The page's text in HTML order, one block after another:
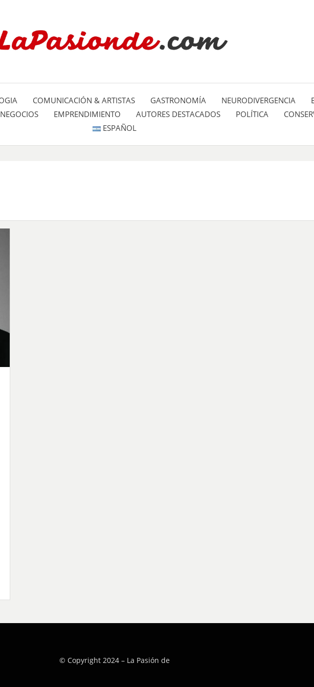
LA
COMUNICACIÓN & ARTISTAS GASTRONOMÍA NEURODIVERGENCIA
NEGOCIOS EMPRENDIMIENTO AUTORES DESTACADOS POLÍTICA
ESPAÑOL
© Copyright 2024 – La Pasión de